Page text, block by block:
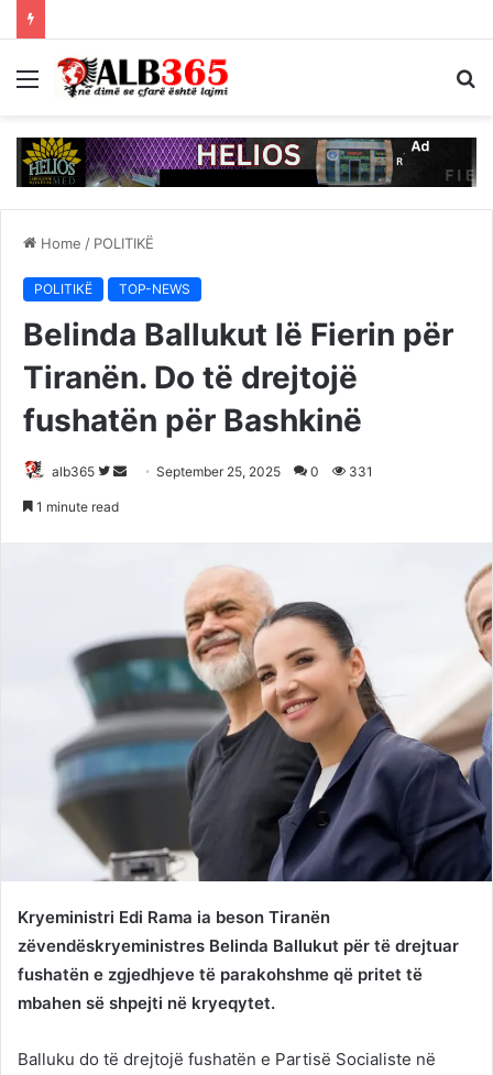
Menu
Home / POLITIKË
POLITIKË TOP-NEWS
Belinda Ballukut lë Fierin për
Tiranën. Do të drejtojë
fushatën për Bashkinë
alb365
Follow
Send September 25, 2025 0 331
1 minute read
Kryeministri Edi Rama ia beson Tiranën
zëvendëskryeministres Belinda Ballukut për të drejtuar
fushatën e zgjedhjeve të parakohshme që pritet të
mbahen së shpejti në kryeqytet.
Balluku do të drejtojë fushatën e Partisë Socialiste në